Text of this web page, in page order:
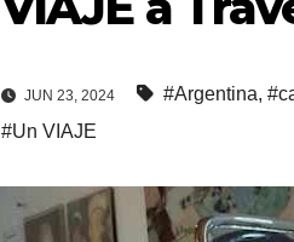
JUN 23, 2024 #Argentina,
#Un VIAJE